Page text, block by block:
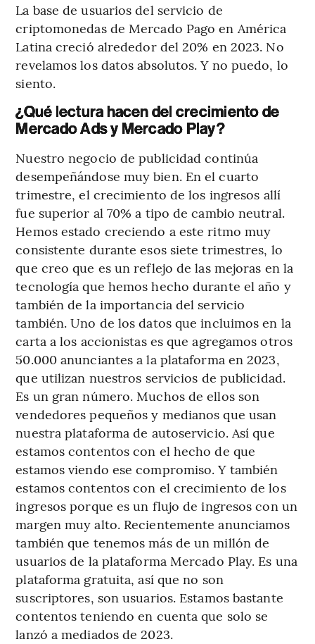
La base de usuarios del servicio de
criptomonedas de Mercado Pago en América
Latina creció alrededor del 20% en 2023. No
revelamos los datos absolutos. Y no puedo, lo
siento.
¿Qué lectura hacen del crecimiento de
Mercado Ads y Mercado Play?
Nuestro negocio de publicidad continúa
desempeñándose muy bien. En el cuarto
trimestre, el crecimiento de los ingresos allí
fue superior al 70% a tipo de cambio neutral.
Hemos estado creciendo a este ritmo muy
consistente durante esos siete trimestres, lo
que creo que es un reflejo de las mejoras en la
tecnología que hemos hecho durante el año y
también de la importancia del servicio
también. Uno de los datos que incluimos en la
carta a los accionistas es que agregamos otros
50.000 anunciantes a la plataforma en 2023,
que utilizan nuestros servicios de publicidad.
Es un gran número. Muchos de ellos son
vendedores pequeños y medianos que usan
nuestra plataforma de autoservicio. Así que
estamos contentos con el hecho de que
estamos viendo ese compromiso. Y también
estamos contentos con el crecimiento de los
ingresos porque es un flujo de ingresos con un
margen muy alto. Recientemente anunciamos
también que tenemos más de un millón de
usuarios de la plataforma Mercado Play. Es una
plataforma gratuita, así que no son
suscriptores, son usuarios. Estamos bastante
contentos teniendo en cuenta que solo se
lanzó a mediados de 2023.